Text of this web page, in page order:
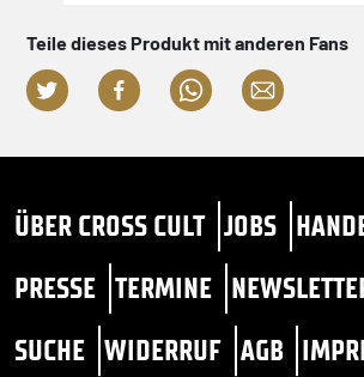
Teile dieses Produkt mit anderen Fans
ÜBER CROSS CULT JOBS
PRESSE TERMINE
SUCHE WIDERRUF AGB